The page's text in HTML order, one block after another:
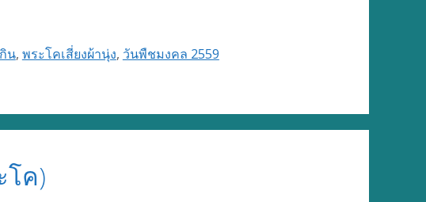
น, พระโคเสี่ยงผ้านุ่ง, วันพืชมงคล 2559
โค)